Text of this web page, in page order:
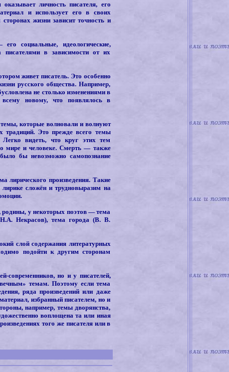
личность писателя, его
и использует его в своих
жизни зависит точность и
социальные, идеологические,
в зависимости от их
живет писатель. Это особенно
русского общества. Например,
не столько изменениями в
всему новому, что появлялось в
темы, которые волновали и волнуют
традиций. Это прежде всего темы
видеть, что круг этих тем
о мире и человеке. Смерть — также
бы невозможно самопознание
лирического произведения. Такие
сложён и трудновыразим на
у некоторых поэтов — тема
Некрасов), тема города (В. В.
слой содержания литературных
подойти к другим сторонам
современников, но и у писателей,
темам. Поэтому если тема
ряда произведений или даже
избранный писателем, но и
например, темы дворянства,
воплощена та или иная
того же писателя или в